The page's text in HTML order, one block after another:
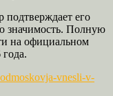
его
значимость. Полную
на официальном
vnesli-v-